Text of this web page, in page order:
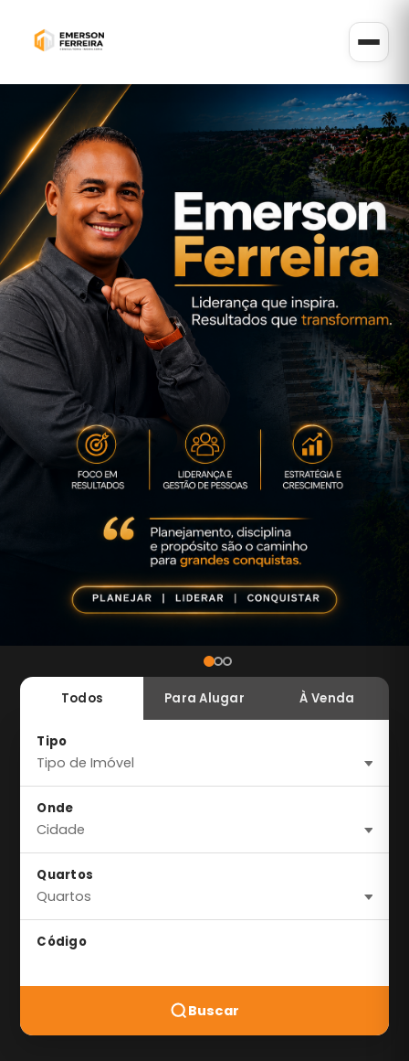
Todos Para Alugar À Venda
Tipo
Onde
Quartos
Código
Buscar